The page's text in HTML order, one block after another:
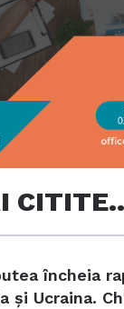
încheia
și Ucraina.